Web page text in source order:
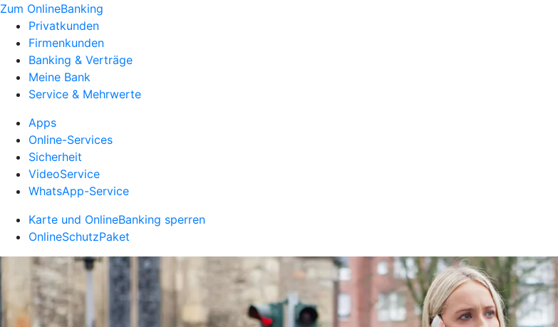
Zum OnlineBanking
Privatkunden
Firmenkunden
Banking & Verträge
Meine Bank
Service & Mehrwerte
Apps
Online-Services
Sicherheit
VideoService
WhatsApp-Service
Karte und OnlineBanking sperren
OnlineSchutzPaket